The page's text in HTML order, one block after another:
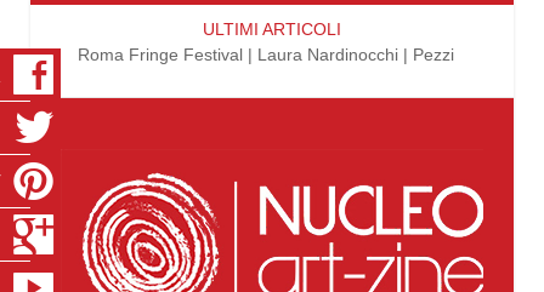
ULTIMI ARTICOLI
Roma Fringe Festival | Laura Nardinocchi | Pezzi